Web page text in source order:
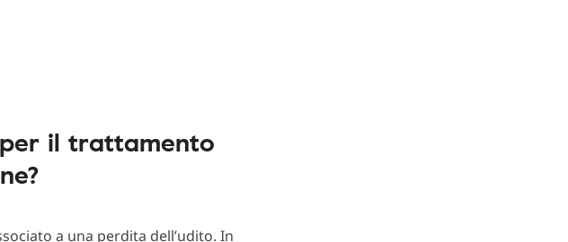
il trattamento
a una perdita dell’udito. In